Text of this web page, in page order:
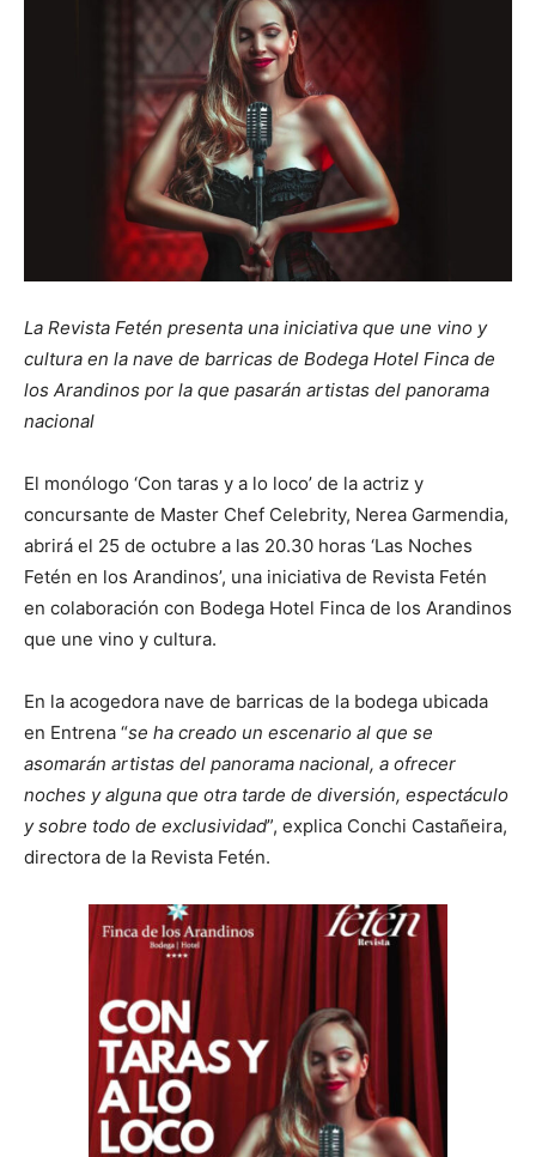
La Revista Fetén presenta una iniciativa que une vino y
cultura en la nave de barricas de Bodega Hotel Finca de
los Arandinos por la que pasarán artistas del panorama
nacional
El monólogo ‘Con taras y a lo loco’ de la actriz y
concursante de Master Chef Celebrity, Nerea Garmendia,
abrirá el 25 de octubre a las 20.30 horas ‘Las Noches
Fetén en los Arandinos’, una iniciativa de Revista Fetén
en colaboración con Bodega Hotel Finca de los Arandinos
que une vino y cultura.
En la acogedora nave de barricas de la bodega ubicada
en Entrena “se ha creado un escenario al que se
asomarán artistas del panorama nacional, a ofrecer
noches y alguna que otra tarde de diversión, espectáculo
y sobre todo de exclusividad”, explica Conchi Castañeira,
directora de la Revista Fetén.